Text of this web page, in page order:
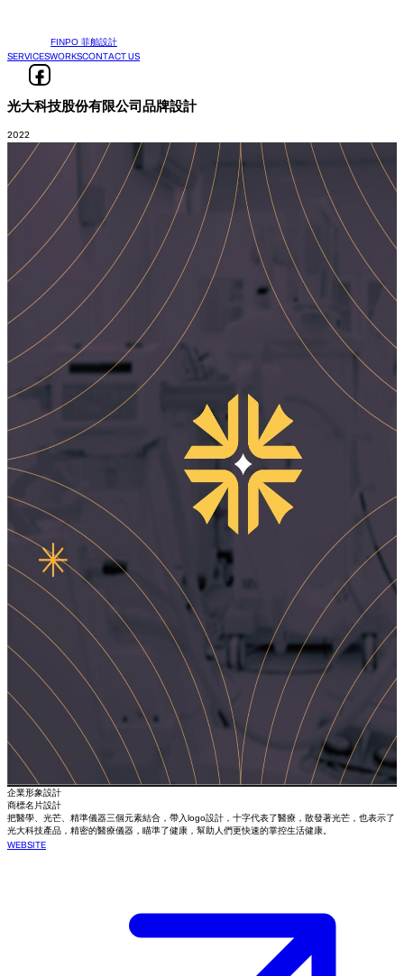
FINPO 菲舶設計
SERVICESWORKSCONTACT US
光大科技股份有限公司品牌設計
2022
企業形象設計
商標名片設計
把醫學、光芒、精準儀器三個元素結合，帶入logo設計，十字代表了醫療，散發著光芒，也表示了
光大科技產品，精密的醫療儀器，瞄準了健康，幫助人們更快速的掌控生活健康。
WEBSITE